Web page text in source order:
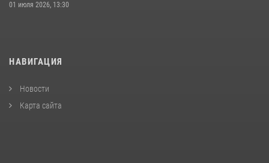
01 июля 2026, 13:30
НАВИГАЦИЯ
Новости
Карта сайта